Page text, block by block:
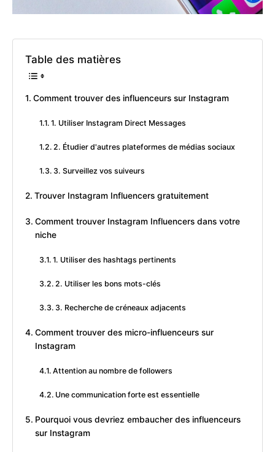
Table des matières
Comment trouver des influenceurs sur Instagram
1. Utiliser Instagram Direct Messages
2. Étudier d'autres plateformes de médias sociaux
3. Surveillez vos suiveurs
Trouver Instagram Influencers gratuitement
Comment trouver Instagram Influencers dans votre
niche
1. Utiliser des hashtags pertinents
2. Utiliser les bons mots-clés
3. Recherche de créneaux adjacents
Comment trouver des micro-influenceurs sur
Instagram
Attention au nombre de followers
Une communication forte est essentielle
Pourquoi vous devriez embaucher des influenceurs
sur Instagram